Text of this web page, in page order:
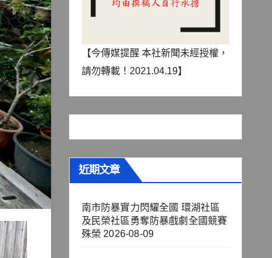
【今傳媒提醒 本社新聞未經授權，
請勿轉載！2021.04.19】
近期文章
南市防暴實力閃耀全國 環湖社區
及民榮社區勇奪防暴戲劇全國競賽
殊榮 2026-08-09